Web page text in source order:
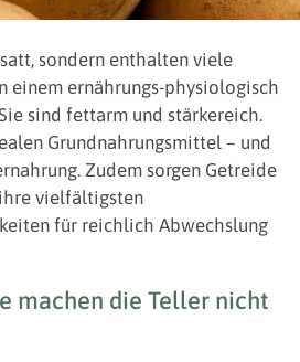
sondern enthalten viele
einem ernährungs-physiologisch
sind fettarm und stärkereich.
Grundnahrungsmittel – und
Zudem sorgen Getreide
vielfältigsten
für reichlich Abwechslung
machen die Teller nicht